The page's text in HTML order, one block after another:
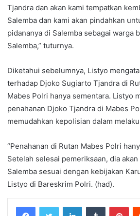
Tjandra dan akan kami tempatkan
Salemba dan kami akan pindahkan
pidananya di Salemba sebagai warga
Salemba,” tuturnya.
Diketahui sebelumnya, Listyo
terhadap Djoko Sugiarto Tjandra di
Mabes Polri hanya sementara. Listyo
penahanan Djoko Tjandra di Mabes
memudahkan kepolisian dalam
“Penahanan di Rutan Mabes Polri
Setelah selesai pemeriksaan, dia
Salemba sesuai dengan kebijakan
Listyo di Bareskrim Polri. (had).
LinkedInTumblr